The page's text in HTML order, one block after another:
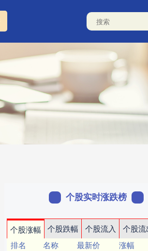
个股实时涨跌榜
个股涨幅 个股跌幅 个股流入 个股流
排名
名称 最新价 涨幅